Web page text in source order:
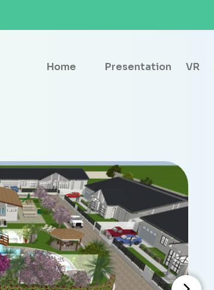
Home Presentation VR